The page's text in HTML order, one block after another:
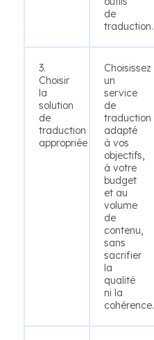
de
traduction.
3.
Choisir
la
solution
de
traduction
appropriée
Choisissez
un
service
de
traduction
adapté
à vos
objectifs,
à votre
budget
et au
volume
de
contenu,
sans
sacrifier
la
qualité
ni la
cohérence.